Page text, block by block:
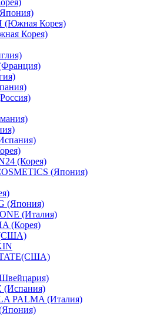
(Южная Корея)
Корея)
(Корея)
(Япония)
(Япония)
(Италия)
(Корея)
(США)
(Испания)
PALMA (Италия)